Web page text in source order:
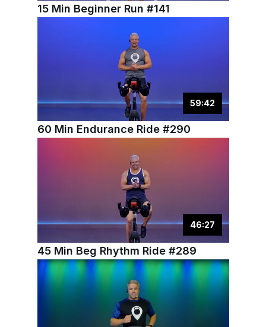
15 Min Beginner Run #141
59:42
60 Min Endurance Ride #290
46:27
45 Min Beg Rhythm Ride #289